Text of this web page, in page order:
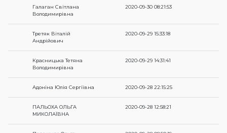
Галаган Світлана
Володимирівна
2020-09-30 08:21:53
Третяк Віталій
Андрійович
2020-09-29 15:33:18
Красницька Тетяна
Володимирівна
2020-09-29 14:31:41
Адоніна Юлія Сергіївна 2020-09-28 22:15:25
ПАЛЬОХА ОЛЬГА
МИКОЛАЇВНА
2020-09-28 12:58:21